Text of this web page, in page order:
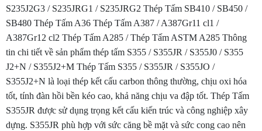
S235J2G3 / S235JRG1 / S235JRG2 Thép Tấm SB410 / SB450 /
SB480 Thép Tấm A36 Thép Tấm A387 / A387Gr11 cl1 /
A387Gr12 cl2 Thép Tấm A285 / Thép Tấm ASTM A285 Thông
tin chi tiết về sản phẩm thép tấm S355 / S355JR / S355J0 / S355
J2+N / S355J2+M Thép Tấm S355 / S355JR / S355JO /
S355J2+N là loại thép kết cấu carbon thông thường, chịu oxi hóa
tốt, tính đàn hồi bền kéo cao, khả năng chịu va đập tốt. Thép Tấm
S355JR được sử dụng trọng kết cấu kiến trúc và công nghiệp xây
dựng. S355JR phù hợp với sức căng bề mặt và sức cong cao nên